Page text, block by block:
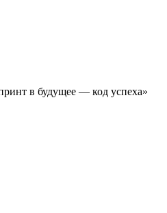
в будущее — код успеха»